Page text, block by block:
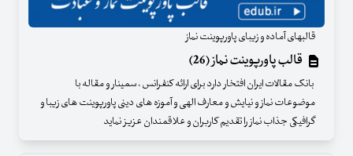
قالبهای آماده و زیبای پاورپوینت نماز
قالب پاورپوینت نماز (26)
بانک مقالات ایران افتخار دارد برای ارائه کنفرانس ، سمینار و مقاله با
موضوعات نماز و نیایش و معارف الهی و آموزه های دینی پاورپوینت های زیبا و
گرافیکی جذاب نماز را تقدیم کاربران و علاقمندان عزیز نماید